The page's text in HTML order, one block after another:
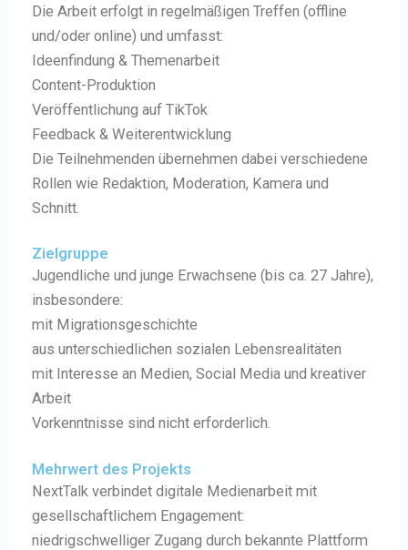
Die Arbeit erfolgt in regelmäßigen Treffen (offline
und/oder online) und umfasst:
Ideenfindung & Themenarbeit
Content-Produktion
Veröffentlichung auf TikTok
Feedback & Weiterentwicklung
Die Teilnehmenden übernehmen dabei verschiedene
Rollen wie Redaktion, Moderation, Kamera und
Schnitt.
Zielgruppe
Jugendliche und junge Erwachsene (bis ca. 27 Jahre),
insbesondere:
mit Migrationsgeschichte
aus unterschiedlichen sozialen Lebensrealitäten
mit Interesse an Medien, Social Media und kreativer
Arbeit
Vorkenntnisse sind nicht erforderlich.
Mehrwert des Projekts
NextTalk verbindet digitale Medienarbeit mit
gesellschaftlichem Engagement:
niedrigschwelliger Zugang durch bekannte Plattform